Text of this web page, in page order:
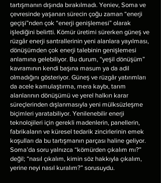
tartışmanın dışında bırakılmadı. Yeniev, Soma ve
çevresinde yaşanan sürecin çoğu zaman “enerji
geçişi”nden çok “enerji genişlemesi” olarak
işlediğini belirtti. Kömür üretimi sürerken güneş ve
rüzgâr enerji santrallerinin yeni alanlara yayılması,
dönüşümden çok enerji talebinin genişlemesi
anlamına gelebiliyor. Bu durum, “yeşil dönüşüm”
kavramının kendi başına masum ya da adil
olmadığını gösteriyor. Güneş ve rüzgâr yatırımları
da acele kamulaştırma, mera kaybı, tarım
alanlarının dönüşümü ve yerel halkın karar
süreçlerinden dışlanmasıyla yeni mülksüzleşme
biçimleri yaratabiliyor. Yenilenebilir enerji
teknolojileri için gerekli madenlerin, panellerin,
fabrikaların ve küresel tedarik zincirlerinin emek
koşulları da bu tartışmanın parçası haline geliyor.
Soma’da soru yalnızca “kömürden çıkalım mı?”
değil; “nasıl çıkalım, kimin söz hakkıyla çıkalım,
yerine neyi nasıl kuralım?” sorusuydu.